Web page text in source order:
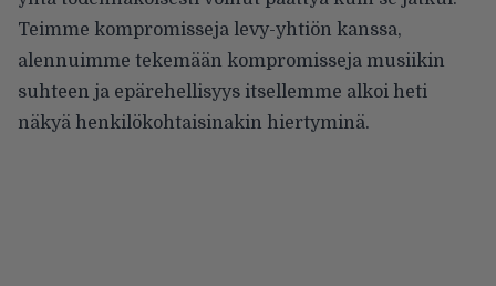
Teimme kompromisseja levy-yhtiön kanssa,
alennuimme tekemään kompromisseja musiikin
suhteen ja epärehellisyys itsellemme alkoi heti
näkyä henkilökohtaisinakin hiertyminä.